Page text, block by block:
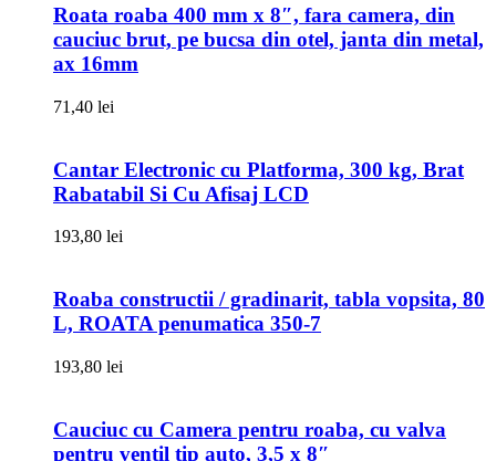
Roata roaba 400 mm x 8″, fara camera, din
cauciuc brut, pe bucsa din otel, janta din metal,
ax 16mm
71,40 lei
Cantar Electronic cu Platforma, 300 kg, Brat
Rabatabil Si Cu Afisaj LCD
193,80 lei
Roaba constructii / gradinarit, tabla vopsita, 80
L, ROATA penumatica 350-7
193,80 lei
Cauciuc cu Camera pentru roaba, cu valva
pentru ventil tip auto, 3,5 x 8″